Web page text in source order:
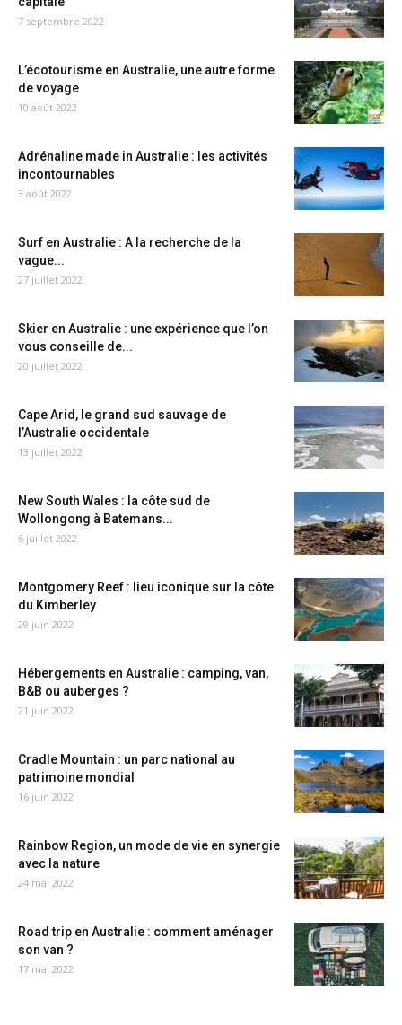
7 septembre 2022
L’écotourisme en Australie, une autre forme
de voyage
10 août 2022
Adrénaline made in Australie : les activités
incontournables
3 août 2022
Surf en Australie : A la recherche de la
vague...
27 juillet 2022
Skier en Australie : une expérience que l’on
vous conseille de...
20 juillet 2022
Cape Arid, le grand sud sauvage de
l’Australie occidentale
13 juillet 2022
New South Wales : la côte sud de
Wollongong à Batemans...
6 juillet 2022
Montgomery Reef : lieu iconique sur la côte
du Kimberley
29 juin 2022
Hébergements en Australie : camping, van,
B&B ou auberges ?
21 juin 2022
Cradle Mountain : un parc national au
patrimoine mondial
16 juin 2022
Rainbow Region, un mode de vie en synergie
avec la nature
24 mai 2022
Road trip en Australie : comment aménager
son van ?
17 mai 2022